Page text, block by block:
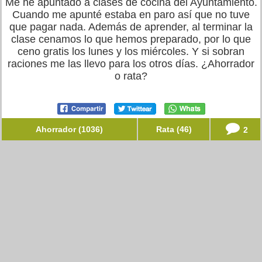
Me he apuntado a clases de cocina del Ayuntamiento.
Cuando me apunté estaba en paro así que no tuve
que pagar nada. Además de aprender, al terminar la
clase cenamos lo que hemos preparado, por lo que
ceno gratis los lunes y los miércoles. Y si sobran
raciones me las llevo para los otros días. ¿Ahorrador
o rata?
Ahorrador (1036) Rata (46) 2